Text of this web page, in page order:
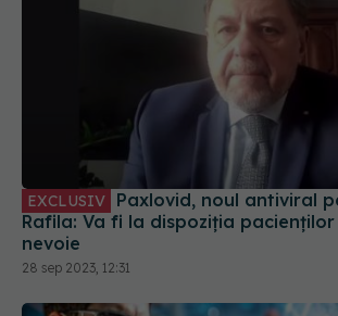
Rafila: Va fi la dispoziția pacienților
28 sep 2023, 12:31